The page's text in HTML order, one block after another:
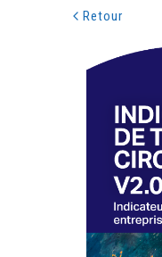
Retour